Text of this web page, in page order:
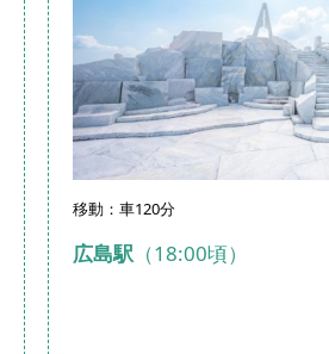
移動：車120分
広島駅 （18:00頃）